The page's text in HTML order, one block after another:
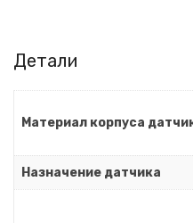
Детали
Материал корпуса
Назначение датчика